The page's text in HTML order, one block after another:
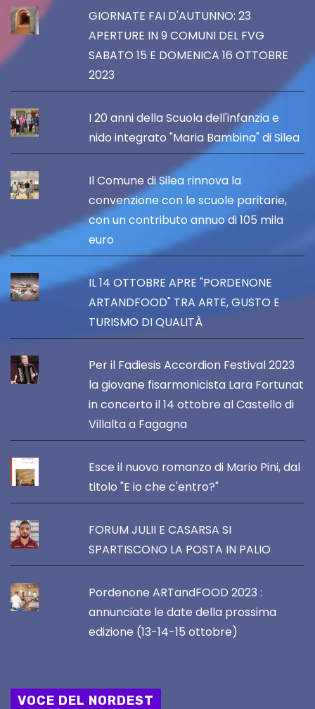
GIORNATE FAI D'AUTUNNO: 23
APERTURE IN 9 COMUNI DEL FVG
SABATO 15 E DOMENICA 16 OTTOBRE
2023
I 20 anni della Scuola dell'infanzia e
nido integrato "Maria Bambina" di Silea
Il Comune di Silea rinnova la
convenzione con le scuole paritarie,
con un contributo annuo di 105 mila
euro
IL 14 OTTOBRE APRE "PORDENONE
ARTANDFOOD" TRA ARTE, GUSTO E
TURISMO DI QUALITÀ
Per il Fadiesis Accordion Festival 2023
la giovane fisarmonicista Lara Fortunat
in concerto il 14 ottobre al Castello di
Villalta a Fagagna
Esce il nuovo romanzo di Mario Pini, dal
titolo "E io che c'entro?"
FORUM JULII E CASARSA SI
SPARTISCONO LA POSTA IN PALIO
Pordenone ARTandFOOD 2023 :
annunciate le date della prossima
edizione (13-14-15 ottobre)
VOCE DEL NORDEST